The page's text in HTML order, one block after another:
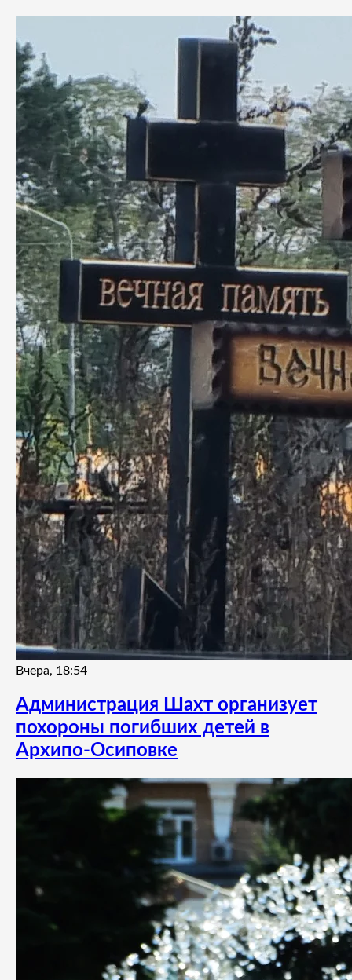
Вчера, 18:54
Администрация Шахт организует
похороны погибших детей в
Архипо-Осиповке